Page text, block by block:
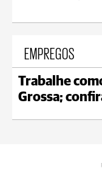
EMPREGOS
Trabalhe
Grossa;